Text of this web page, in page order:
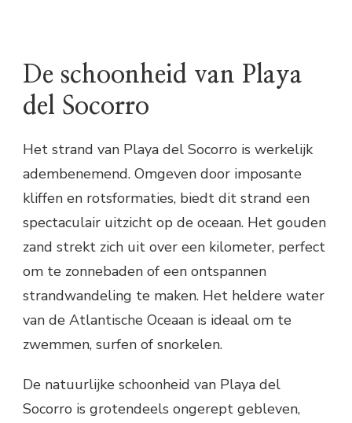
De schoonheid van Playa
del Socorro
Het strand van Playa del Socorro is werkelijk
adembenemend. Omgeven door imposante
kliffen en rotsformaties, biedt dit strand een
spectaculair uitzicht op de oceaan. Het gouden
zand strekt zich uit over een kilometer, perfect
om te zonnebaden of een ontspannen
strandwandeling te maken. Het heldere water
van de Atlantische Oceaan is ideaal om te
zwemmen, surfen of snorkelen.
De natuurlijke schoonheid van Playa del
Socorro is grotendeels ongerept gebleven,